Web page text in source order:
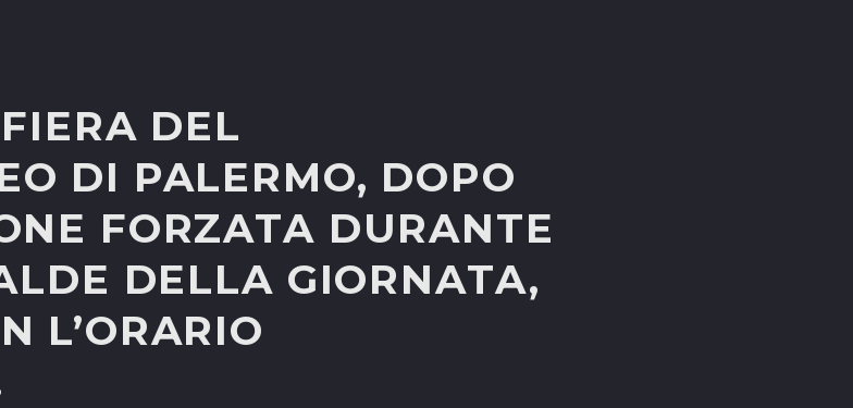
DEL
DI PALERMO, DOPO
FORZATA DURANTE
DELLA GIORNATA,
L’ORARIO